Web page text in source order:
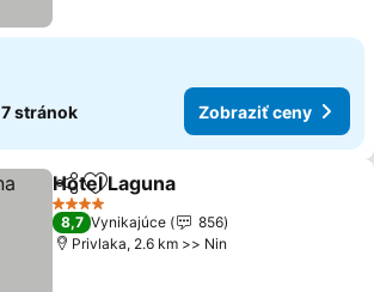
7 stránok Zobraziť ceny
ZdieľaťPridať do obľúbených
Hotel Laguna
4 Počet hviezdičiek
8,7 Vynikajúce
856
Privlaka, 2.6 km >> Nin